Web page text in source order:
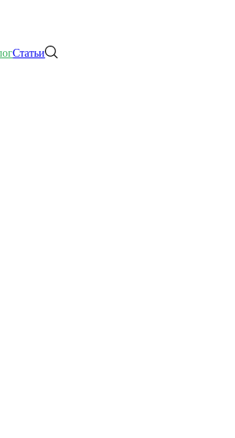
Статьи